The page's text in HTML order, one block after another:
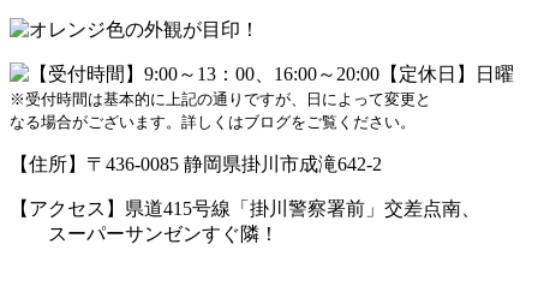
※受付時間は基本的に上記の通りですが、日によって変更と
なる場合がございます。詳しくはブログをご覧ください。
【住所】〒436-0085 静岡県掛川市成滝642-2
【アクセス】県道415号線「掛川警察署前」交差点南、
スーパーサンゼンすぐ隣！